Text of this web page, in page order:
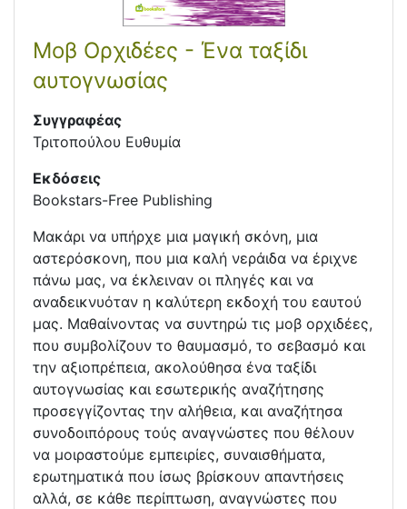
Μοβ Ορχιδέες - Ένα ταξίδι
αυτογνωσίας
Συγγραφέας
Τριτοπούλου Ευθυμία
Εκδόσεις
Bookstars-Free Publishing
Μακάρι να υπήρχε μια μαγική σκόνη, μια
αστερόσκονη, που μια καλή νεράιδα να έριχνε
πάνω μας, να έκλειναν οι πληγές και να
αναδεικνυόταν η καλύτερη εκδοχή του εαυτού
μας. Μαθαίνοντας να συντηρώ τις μοβ ορχιδέες,
που συμβολίζουν το θαυμασμό, το σεβασμό και
την αξιοπρέπεια, ακολούθησα ένα ταξίδι
αυτογνωσίας και εσωτερικής αναζήτησης
προσεγγίζοντας την αλήθεια, και αναζήτησα
συνοδοιπόρους τούς αναγνώστες που θέλουν
να μοιραστούμε εμπειρίες, συναισθήματα,
ερωτηματικά που ίσως βρίσκουν απαντήσεις
αλλά, σε κάθε περίπτωση, αναγνώστες που